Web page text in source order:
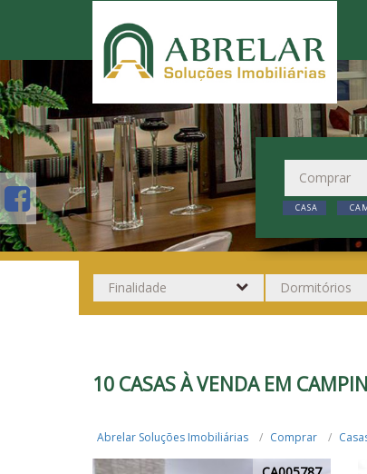
CASA
10 CASAS À VENDA EM
Abrelar Soluções Imobiliárias Comprar